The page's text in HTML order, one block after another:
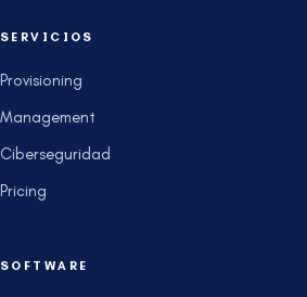
SERVICIOS
Provisioning
Management
Ciberseguridad
Pricing
SOFTWARE